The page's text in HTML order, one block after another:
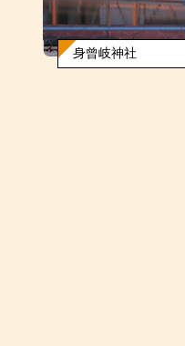
身曾岐神社